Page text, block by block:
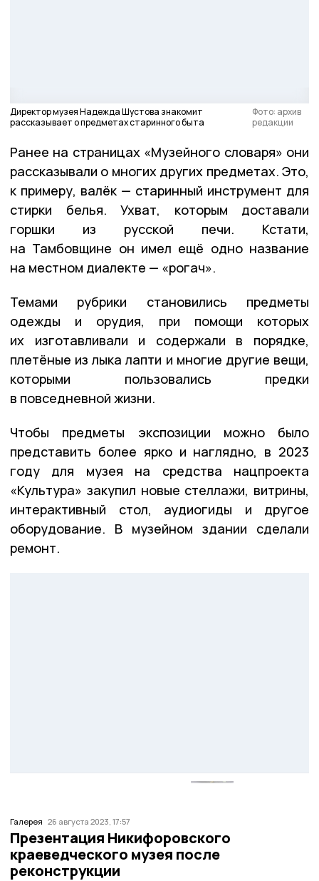
Директор музея Надежда Шустова знакомит
рассказывает о предметах старинного быта
Фото: архив
редакции
Ранее на страницах «Музейного словаря» они
рассказывали о многих других предметах. Это,
к примеру, валёк — старинный инструмент для
стирки белья. Ухват, которым доставали
горшки из русской печи. Кстати,
на Тамбовщине он имел ещё одно название
на местном диалекте — «рогач».
Темами рубрики становились предметы
одежды и орудия, при помощи которых
их изготавливали и содержали в порядке,
плетёные из лыка лапти и многие другие вещи,
которыми пользовались предки
в повседневной жизни.
Чтобы предметы экспозиции можно было
представить более ярко и наглядно, в 2023
году для музея на средства нацпроекта
«Культура» закупил новые стеллажи, витрины,
интерактивный стол, аудиогиды и другое
оборудование. В музейном здании сделали
ремонт.
Галерея 26 августа 2023, 17:57
Презентация Никифоровского
краеведческого музея после
реконструкции